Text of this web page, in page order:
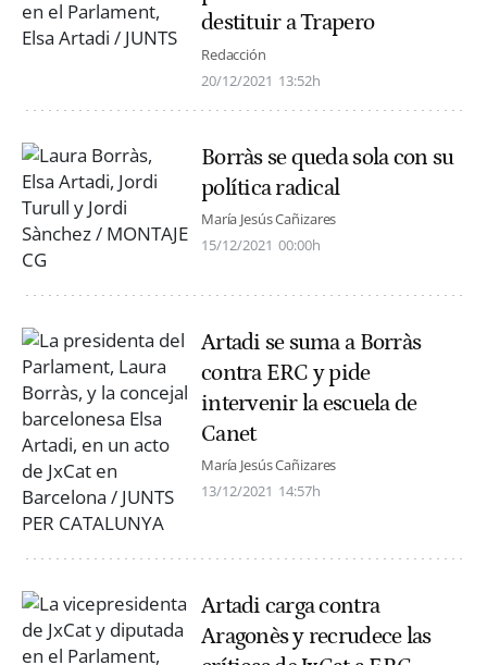
destituir a Trapero
Redacción
20/12/2021 13:52h
Borràs se queda sola con su
política radical
María Jesús Cañizares
15/12/2021 00:00h
Artadi se suma a Borràs
contra ERC y pide
intervenir la escuela de
Canet
María Jesús Cañizares
13/12/2021 14:57h
Artadi carga contra
Aragonès y recrudece las